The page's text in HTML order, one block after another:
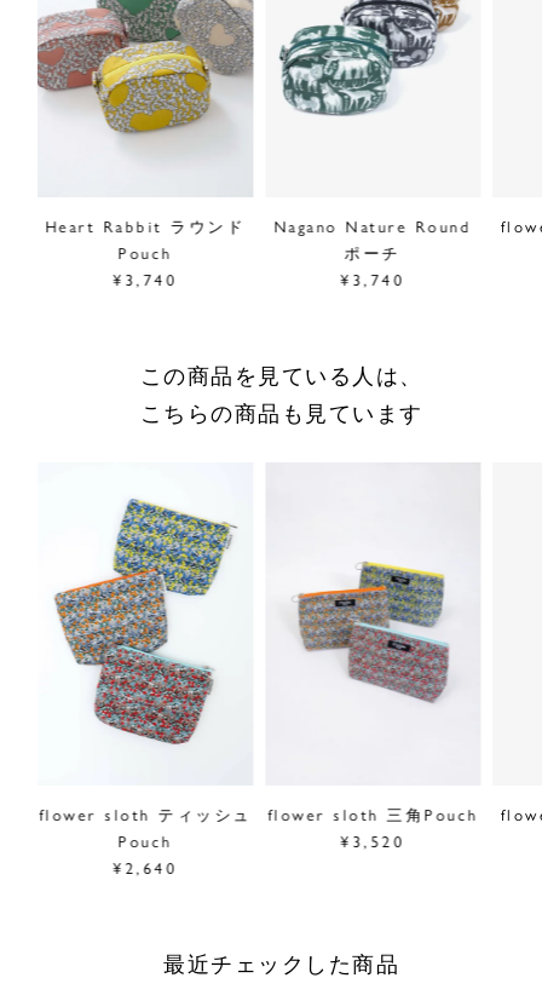
サイズ／幅13.5cm、高さ10cm、マチ7cm
素材／綿100%(PVCラミネート)、
(裏地)ナイロン100%
原産国／日本
09EM059227
商品についてのお問い合わせ
ショッピングガイドはこちら
Heart Rabbit ラウンド
Pouch
¥3,740
Nagano Nature Round
ポーチ
¥3,740
この商品を見ている人は、
こちらの商品も見ています
flower sloth ティッシュ
Pouch
¥2,640
flower sloth 三角Pouch
¥3,520
最近チェックした商品